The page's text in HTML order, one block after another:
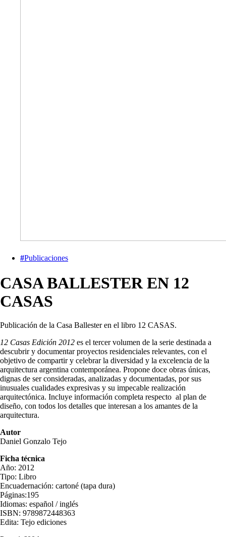
#Publicaciones
CASA BALLESTER EN 12
CASAS
Publicación de la Casa Ballester en el libro 12 CASAS.
12 Casas Edición 2012 es el tercer volumen de la serie destinada a
descubrir y documentar proyectos residenciales relevantes, con el
objetivo de compartir y celebrar la diversidad y la excelencia de la
arquitectura argentina contemporánea. Propone doce obras únicas,
dignas de ser consideradas, analizadas y documentadas, por sus
inusuales cualidades expresivas y su impecable realización
arquitectónica. Incluye información completa respecto al plan de
diseño, con todos los detalles que interesan a los amantes de la
arquitectura.
Autor
Daniel Gonzalo Tejo
Ficha técnica
Año: 2012
Tipo: Libro
Encuadernación: cartoné (tapa dura)
Páginas:195
Idiomas: español / inglés
ISBN: 9789872448363
Edita: Tejo ediciones